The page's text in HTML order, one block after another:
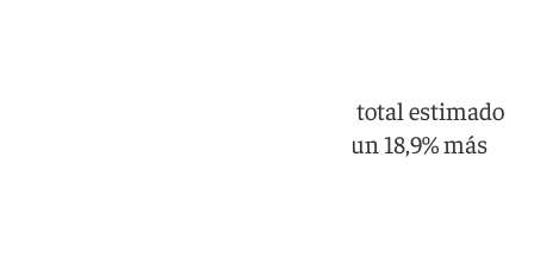
El Real de Almanjáyar registró un total estimado
de 131.434 personas, que suponen un 18,9% más